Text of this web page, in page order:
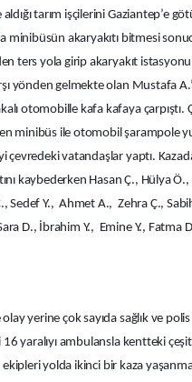
tarım işçilerini Gaziantep’e
minibüsün akaryakıtı bitmesi
ters yola girip akaryakıt
yönden gelmekte olan Mustafa
otomobille kafa kafaya çarpıştı.
minibüs ile otomobil şarampole
çevredeki vatandaşlar yaptı.
kaybederken Hasan Ç., Hülya Ö.,
Sedef Y., Ahmet A., Zehra Ç.,
D., İbrahim Y., Emine Y., Fatma
yerine çok sayıda sağlık ve
16 yaralıyı ambulansla kentteki
ekipleri yolda ikinci bir kaza